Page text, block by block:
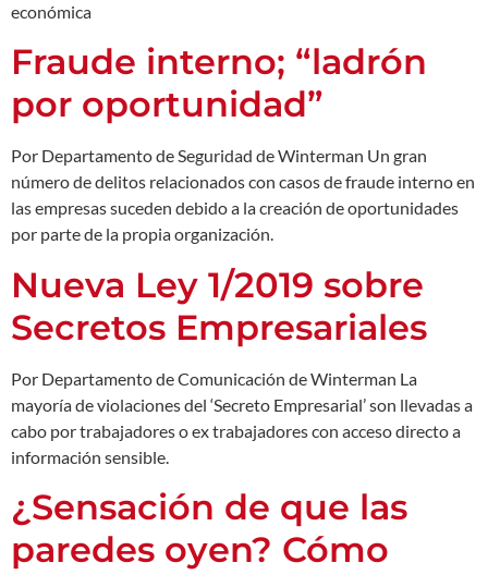
económica
Fraude interno; “ladrón
por oportunidad”
Por Departamento de Seguridad de Winterman Un gran
número de delitos relacionados con casos de fraude interno en
las empresas suceden debido a la creación de oportunidades
por parte de la propia organización.
Nueva Ley 1/2019 sobre
Secretos Empresariales
Por Departamento de Comunicación de Winterman La
mayoría de violaciones del ‘Secreto Empresarial’ son llevadas a
cabo por trabajadores o ex trabajadores con acceso directo a
información sensible.
¿Sensación de que las
paredes oyen? Cómo